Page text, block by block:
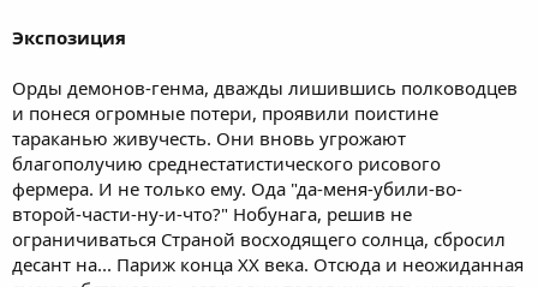
Экспозиция
Орды демонов-генма, дважды лишившись полководцев
и понеся огромные потери, проявили поистине
тараканью живучесть. Они вновь угрожают
благополучию среднестатистического рисового
фермера. И не только ему. Ода "да-меня-убили-во-
второй-части-ну-и-что?" Нобунага, решив не
ограничиваться Страной восходящего солнца, сбросил
десант на... Париж конца ХХ века. Отсюда и неожиданная